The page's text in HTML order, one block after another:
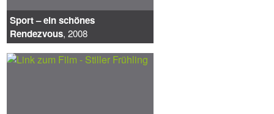
Sport – ein schönes
Rendezvous, 2008